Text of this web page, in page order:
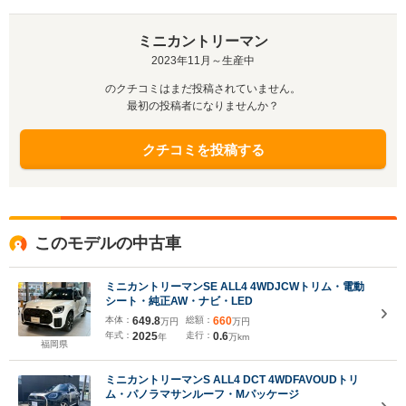
ミニカントリーマン
2023年11月～生産中
のクチコミはまだ投稿されていません。
最初の投稿者になりませんか？
クチコミを投稿する
このモデルの中古車
福岡県
ミニカントリーマンSE ALL4 4WDJCWトリム・電動
シート・純正AW・ナビ・LED
本体： 649.8万円
年式： 2025年
総額： 660万円
走行： 0.6万km
ミニカントリーマンS ALL4 DCT 4WDFAVOUDトリ
ム・パノラマサンルーフ・Mパッケージ